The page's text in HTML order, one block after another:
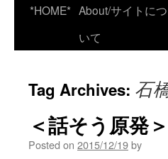
*HOME* About/サイトにつ
いて
Tag Archives: 石
＜話そう原発
Posted on 2015/12/19by